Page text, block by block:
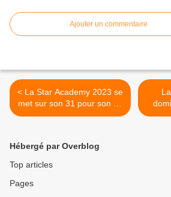
Ajouter un commentaire
< La Star Academy 2023 se
met sur son 31 pour son 9e
prime, ce soir à 21h10 sur
Hébergé par Overblog
Top articles
Pages